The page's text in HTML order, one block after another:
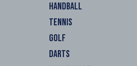
HANDBALL
TENNIS
GOLF
DARTS